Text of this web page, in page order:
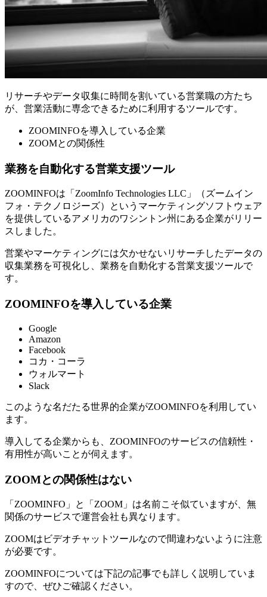
リサーチやデータ収集に時間を割いている営業職の方たち
が、営業活動に専念できるために利用するツールです。
ZOOMINFOを導入している企業
ZOOMとの関係性
業務を自動化する営業支援ツール
ZOOMINFOは「ZoomInfo Technologies LLC」（ズームイン
フォ・テクノロジーズ）というマーケティングソフトウェア
を提供しているアメリカのワシントン州にある企業がリリー
スしました。
営業やマーケティングには欠かせないリサーチしたデータの
収集業務を可視化し、業務を自動化する営業支援ツールで
す。
ZOOMINFOを導入している企業
Google
Amazon
Facebook
コカ・コーラ
ウォルマート
Slack
このような名だたる世界的企業がZOOMINFOを利用してい
ます。
導入してる企業からも、ZOOMINFOのサービスの信頼性・
有用性が高いことが伺えます。
ZOOMとの関係性はない
「ZOOMINFO」と「ZOOM」は名前こそ似ていますが、無
関係のサービスで運営会社も異なります。
ZOOMはビデオチャットツールなので間違わないように注意
が必要です。
ZOOMINFOについては下記の記事でも詳しく説明していま
すので、ぜひご確認ください。